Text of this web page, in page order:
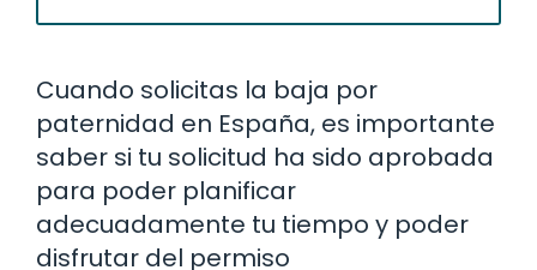
Cuando solicitas la baja por
paternidad en España, es importante
saber si tu solicitud ha sido aprobada
para poder planificar
adecuadamente tu tiempo y poder
disfrutar del permiso